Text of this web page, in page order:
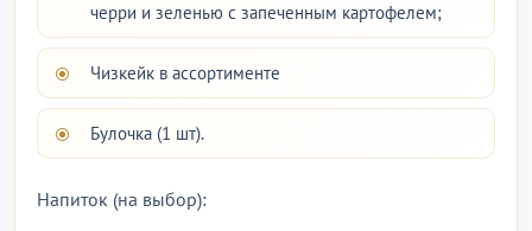
черри и зеленью с запеченным картофелем;
Чизкейк в ассортименте
Булочка (1 шт).
Напиток (на выбор):